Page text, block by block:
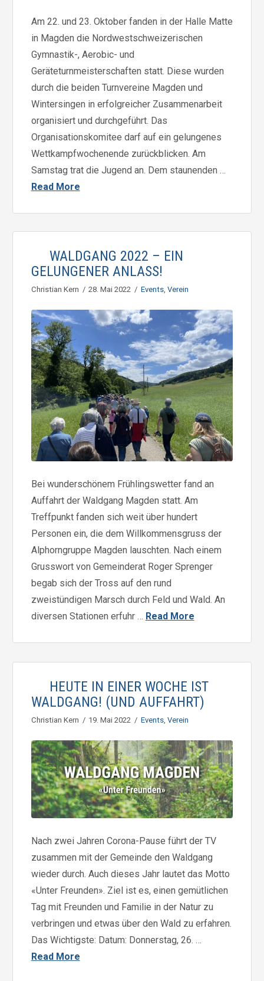
Am 22. und 23. Oktober fanden in der Halle Matte
in Magden die Nordwestschweizerischen
Gymnastik-, Aerobic- und
Geräteturnmeisterschaften statt. Diese wurden
durch die beiden Turnvereine Magden und
Wintersingen in erfolgreicher Zusammenarbeit
organisiert und durchgeführt. Das
Organisationskomitee darf auf ein gelungenes
Wettkampfwochenende zurückblicken. Am
Samstag trat die Jugend an. Dem staunenden …
Read More
WALDGANG 2022 – EIN
GELUNGENER ANLASS!
Christian Kern 28. Mai 2022 Events,Verein
Bei wunderschönem Frühlingswetter fand an
Auffahrt der Waldgang Magden statt. Am
Treffpunkt fanden sich weit über hundert
Personen ein, die dem Willkommensgruss der
Alphorngruppe Magden lauschten. Nach einem
Grusswort von Gemeinderat Roger Sprenger
begab sich der Tross auf den rund
zweistündigen Marsch durch Feld und Wald. An
diversen Stationen erfuhr … Read More
HEUTE IN EINER WOCHE IST
WALDGANG! (UND AUFFAHRT)
Christian Kern 19. Mai 2022 Events,Verein
Nach zwei Jahren Corona-Pause führt der TV
zusammen mit der Gemeinde den Waldgang
wieder durch. Auch dieses Jahr lautet das Motto
«Unter Freunden». Ziel ist es, einen gemütlichen
Tag mit Freunden und Familie in der Natur zu
verbringen und etwas über den Wald zu erfahren.
Das Wichtigste: Datum: Donnerstag, 26. …
Read More